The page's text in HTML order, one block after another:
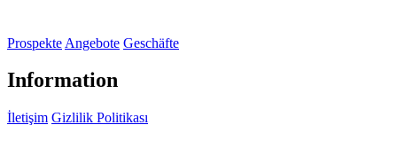
Prospekte Angebote Geschäfte
Information
İletişim Gizlilik Politikası